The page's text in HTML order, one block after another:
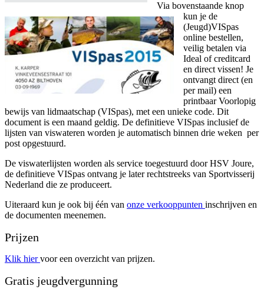
Via bovenstaande knop
kun je de
(Jeugd)VISpas
online bestellen,
veilig betalen via
Ideal of creditcard
en direct vissen! Je
ontvangt direct (en
per mail) een
printbaar Voorlopig
bewijs van lidmaatschap (VISpas), met een unieke code. Dit
document is een maand geldig. De definitieve VISpas inclusief de
lijsten van viswateren worden je automatisch binnen drie weken per
post opgestuurd.
De viswaterlijsten worden als service toegestuurd door HSV Joure,
de definitieve VISpas ontvang je later rechtstreeks van Sportvisserij
Nederland die ze produceert.
Uiteraard kun je ook bij één van onze verkooppunten inschrijven en
de documenten meenemen.
Prijzen
Klik hiervoor een overzicht van prijzen.
Gratis jeugdvergunning